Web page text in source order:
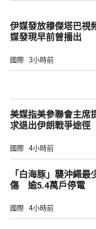
伊媒發放穆傑塔巴視頻 有
媒發現早前曾播出
國際 3小時前
美媒指美參聯會主席
求退出伊朗戰爭途徑
國際 4小時前
「白海豚」襲沖繩最
傷 逾5.4萬戶停電
國際 4小時前